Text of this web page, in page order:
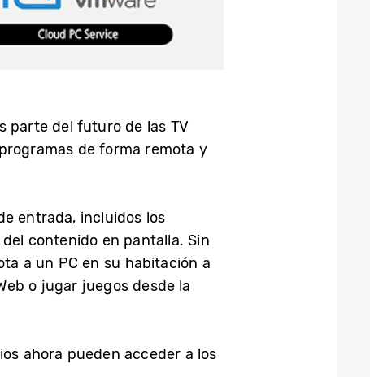
parte del futuro de las TV
de forma remota y
entrada, incluidos los
contenido en pantalla. Sin
a un PC en su habitación a
o jugar juegos desde la
ahora pueden acceder a los